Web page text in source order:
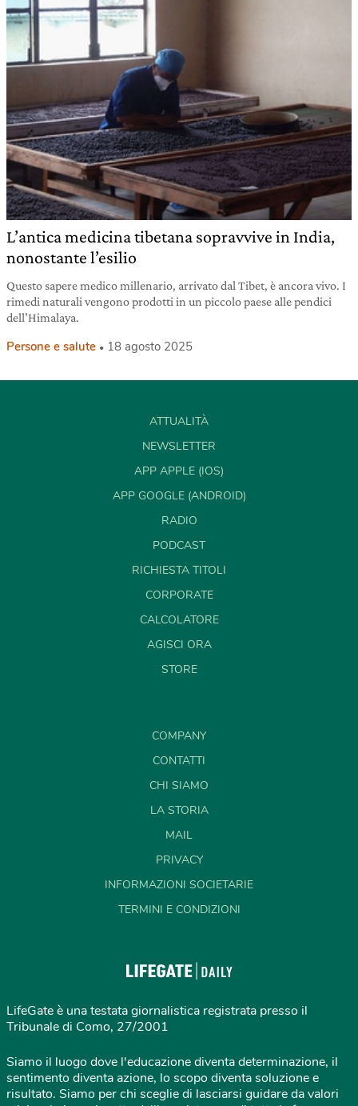
L’antica medicina tibetana sopravvive in India,
nonostante l’esilio
Questo sapere medico millenario, arrivato dal Tibet, è ancora vivo. I
rimedi naturali vengono prodotti in un piccolo paese alle pendici
dell’Himalaya.
Persone e salute 18 agosto 2025
ATTUALITÀ
NEWSLETTER
APP APPLE (IOS)
APP GOOGLE (ANDROID)
RADIO
PODCAST
RICHIESTA TITOLI
CORPORATE
CALCOLATORE
AGISCI ORA
STORE
COMPANY
CONTATTI
CHI SIAMO
LA STORIA
MAIL
PRIVACY
INFORMAZIONI SOCIETARIE
TERMINI E CONDIZIONI
LifeGate è una testata giornalistica registrata presso il
Tribunale di Como, 27/2001
Siamo il luogo dove l'educazione diventa determinazione, il
sentimento diventa azione, lo scopo diventa soluzione e
risultato. Siamo per chi sceglie di lasciarsi guidare da valori